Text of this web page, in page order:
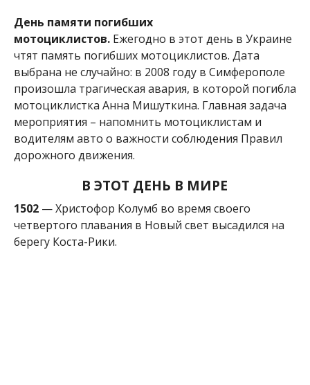
День памяти погибших
мотоциклистов. Ежегодно в этот день в Украине
чтят память погибших мотоциклистов. Дата
выбрана не случайно: в 2008 году в Симферополе
произошла трагическая авария, в которой погибла
мотоциклистка Анна Мишуткина. Главная задача
мероприятия – напомнить мотоциклистам и
водителям авто о важности соблюдения Правил
дорожного движения.
В ЭТОТ ДЕНЬ В МИРЕ
1502— Христофор Колумб во время своего
четвертого плавания в Новый свет высадился на
берегу Коста-Рики.